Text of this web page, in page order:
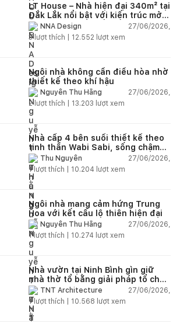
LT House – Nhà hiện đại 340m² tại
Đắk Lắk nổi bật với kiến trúc mở
và hệ sân vườn kết nối thiên
nhiên
NNA Design
27/06/2026,
3lượt thích | 12.552 lượt xem
Ngôi nhà không cần điều hòa nhờ
thiết kế theo khí hậu
Nguyễn Thu Hằng
27/06/2026,
2lượt thích | 13.203 lượt xem
Nhà cấp 4 bên suối thiết kế theo
tinh thần Wabi Sabi, sống chậm
giữa thiên nhiên
Thu Nguyễn
27/06/2026,
1lượt thích | 10.204 lượt xem
Ngôi nhà mang cảm hứng Trung
Hoa với kết cấu lộ thiên hiện đại
Nguyễn Thu Hằng
27/06/2026,
1lượt thích | 10.274 lượt xem
Nhà vườn tại Ninh Bình gìn giữ
nhà thờ tổ bằng giải pháp tổ chức
lại không gian
TNT Architecture
27/06/2026,
1lượt thích | 10.568 lượt xem